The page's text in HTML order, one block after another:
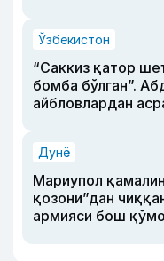
Ўзбекистон
“Саккиз қатор
бомба бўлган”.
айбловлардан
Дунё
Мариупол
қозони”дан
армияси бош